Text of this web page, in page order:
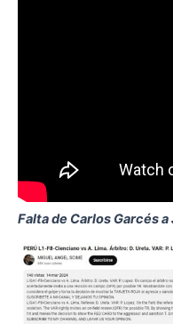
Falta de Carlos Garcés